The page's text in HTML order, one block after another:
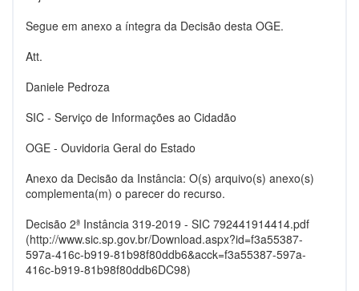
Segue em anexo a íntegra da Decisão desta OGE.
Att.
Daniele Pedroza
SIC - Serviço de Informações ao Cidadão
OGE - Ouvidoria Geral do Estado
Anexo da Decisão da Instância: O(s) arquivo(s) anexo(s)
complementa(m) o parecer do recurso.
Decisão 2ª Instância 319-2019 - SIC 792441914414.pdf
(http://www.sic.sp.gov.br/Download.aspx?id=f3a55387-
597a-416c-b919-81b98f80ddb6&acck=f3a55387-597a-
416c-b919-81b98f80ddb6DC98)